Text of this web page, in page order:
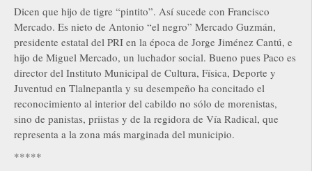
Dicen que hijo de tigre “pintito”. Así sucede con Francisco
Mercado. Es nieto de Antonio “el negro” Mercado Guzmán,
presidente estatal del PRI en la época de Jorge Jiménez Cantú, e
hijo de Miguel Mercado, un luchador social. Bueno pues Paco es
director del Instituto Municipal de Cultura, Física, Deporte y
Juventud en Tlalnepantla y su desempeño ha concitado el
reconocimiento al interior del cabildo no sólo de morenistas,
sino de panistas, priistas y de la regidora de Vía Radical, que
representa a la zona más marginada del municipio.
*****